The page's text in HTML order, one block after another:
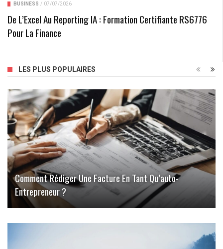
BUSINESS / 07/07/2026
De L’Excel Au Reporting IA : Formation Certifiante RS6776
Pour La Finance
LES PLUS POPULAIRES
Comment Rédiger Une Facture En Tant Qu’auto-
Entrepreneur ?